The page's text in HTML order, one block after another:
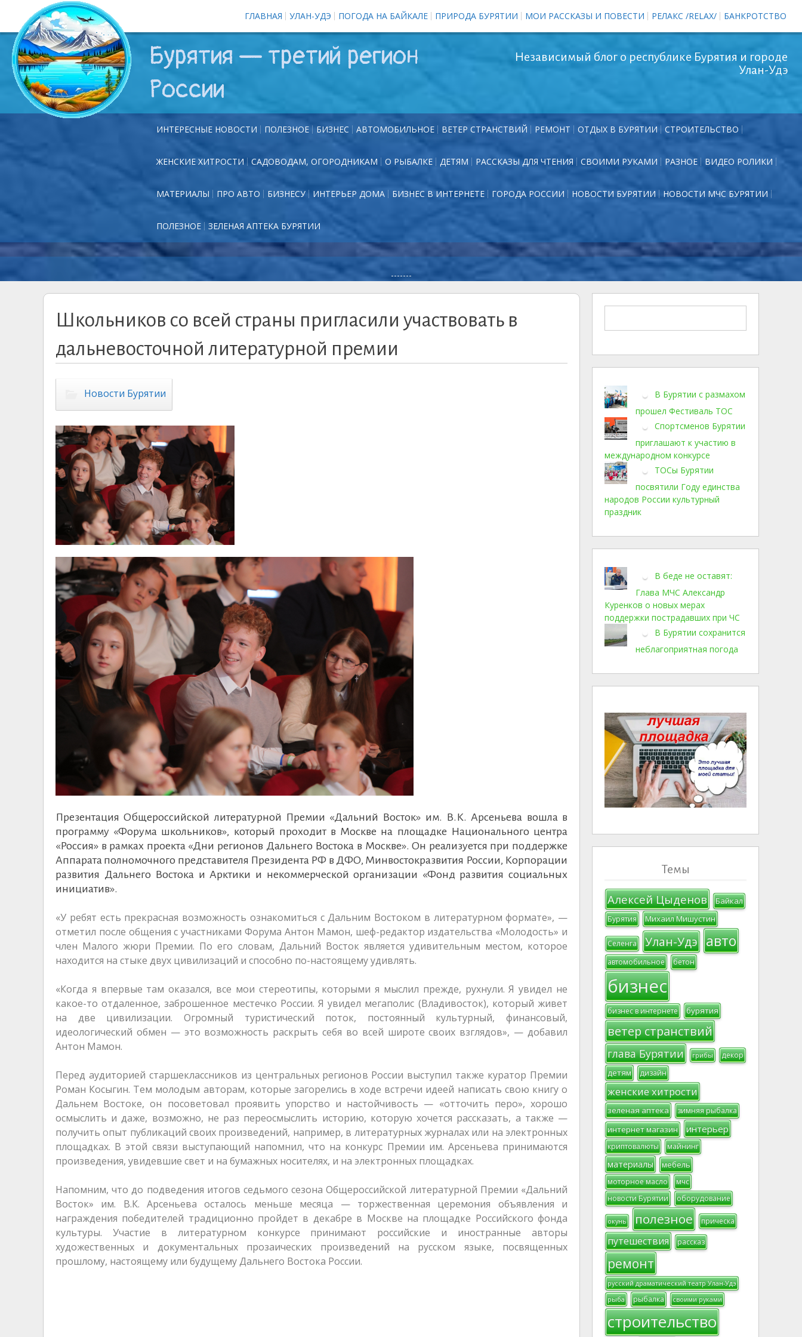
ГЛАВНАЯ УЛАН-УДЭ ПОГОДА НА БАЙКАЛЕ ПРИРОДА БУРЯТИИ МОИ РАССКАЗЫ И ПОВЕСТИ РЕЛАКС /RELAX/ БАНКРОТСТВО
Бурятия — третий регион
России
Независимый блог о республике Бурятия и городе
Улан-Удэ
ИНТЕРЕСНЫЕ НОВОСТИ ПОЛЕЗНОЕ БИЗНЕС АВТОМОБИЛЬНОЕ ВЕТЕР СТРАНСТВИЙ РЕМОНТ ОТДЫХ В БУРЯТИИ СТРОИТЕЛЬСТВО
ЖЕНСКИЕ ХИТРОСТИ САДОВОДАМ, ОГОРОДНИКАМ О РЫБАЛКЕ ДЕТЯМ РАССКАЗЫ ДЛЯ ЧТЕНИЯ СВОИМИ РУКАМИ РАЗНОЕ ВИДЕО РОЛИКИ
МАТЕРИАЛЫ ПРО АВТО БИЗНЕСУ ИНТЕРЬЕР ДОМА БИЗНЕС В ИНТЕРНЕТЕ ГОРОДА РОССИИ НОВОСТИ БУРЯТИИ НОВОСТИ МЧС БУРЯТИИ
ПОЛЕЗНОЕ ЗЕЛЕНАЯ АПТЕКА БУРЯТИИ
-------
Школьников со всей страны пригласили участвовать в
дальневосточной литературной премии
Новости Бурятии
Презентация Общероссийской литературной Премии «Дальний Восток» им. В.К. Арсеньева вошла в
программу «Форума школьников», который проходит в Москве на площадке Национального центра
«Россия» в рамках проекта «Дни регионов Дальнего Востока в Москве». Он реализуется при поддержке
Аппарата полномочного представителя Президента РФ в ДФО, Минвостокразвития России, Корпорации
развития Дальнего Востока и Арктики и некоммерческой организации «Фонд развития социальных
инициатив».
«У ребят есть прекрасная возможность ознакомиться с Дальним Востоком в литературном формате», —
отметил после общения с участниками Форума Антон Мамон, шеф-редактор издательства «Молодость» и
член Малого жюри Премии. По его словам, Дальний Восток является удивительным местом, которое
находится на стыке двух цивилизаций и способно по-настоящему удивлять.
«Когда я впервые там оказался, все мои стереотипы, которыми я мыслил прежде, рухнули. Я увидел не
какое-то отдаленное, заброшенное местечко России. Я увидел мегаполис (Владивосток), который живет
на две цивилизации. Огромный туристический поток, постоянный культурный, финансовый,
идеологический обмен — это возможность раскрыть себя во всей широте своих взглядов», — добавил
Антон Мамон.
Перед аудиторией старшеклассников из центральных регионов России выступил также куратор Премии
Роман Косыгин. Тем молодым авторам, которые загорелись в ходе встречи идеей написать свою книгу о
Дальнем Востоке, он посоветовал проявить упорство и настойчивость — «отточить перо», хорошо
осмыслить и даже, возможно, не раз переосмыслить историю, которую хочется рассказать, а также —
получить опыт публикаций своих произведений, например, в литературных журналах или на электронных
площадках. В этой связи выступающий напомнил, что на конкурс Премии им. Арсеньева принимаются
произведения, увидевшие свет и на бумажных носителях, и на электронных площадках.
Напомним, что до подведения итогов седьмого сезона Общероссийской литературной Премии «Дальний
Восток» им. В.К. Арсеньева осталось меньше месяца — торжественная церемония объявления и
награждения победителей традиционно пройдет в декабре в Москве на площадке Российского фонда
культуры. Участие в литературном конкурсе принимают российские и иностранные авторы
художественных и документальных прозаических произведений на русском языке, посвященных
прошлому, настоящему или будущему Дальнего Востока России.
В Бурятии с размахом
прошел Фестиваль ТОС
Спортсменов Бурятии
приглашают к участию в
международном конкурсе
ТОСы Бурятии
посвятили Году единства
народов России культурный
праздник
В беде не оставят:
Глава МЧС Александр
Куренков о новых мерах
поддержки пострадавших при ЧС
В Бурятии сохранится
неблагоприятная погода
Темы
Алексей Цыденов Байкал
Бурятия Михаил Мишустин
Селенга Улан-Удэ авто
автомобильное бетон
бизнес
бизнес в интернете бурятия
ветер странствий
глава Бурятии грибы декор
детям дизайн
женские хитрости
зеленая аптека зимняя рыбалка
интернет магазин интерьер
криптовалюты майнинг
материалы мебель
моторное масло
мчс
новости Бурятии
оборудование
окунь полезное прическа
путешествия рассказ
ремонт
русский драматический театр Улан-Удэ
рыба
рыбалка своими руками
строительство